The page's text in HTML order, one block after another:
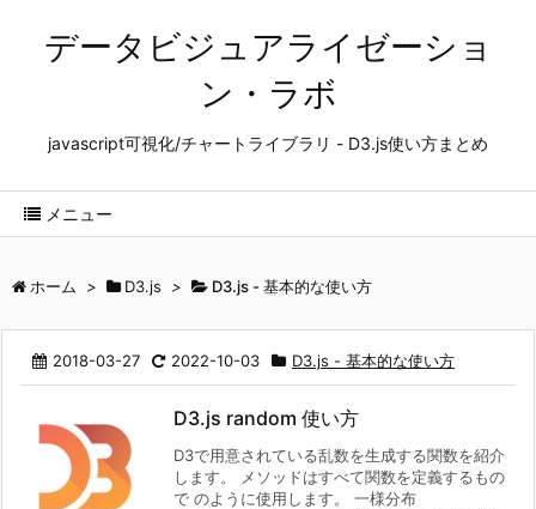
データビジュアライゼーショ
ン・ラボ
javascript可視化/チャートライブラリ - D3.js使い方まとめ
メニュー
ホーム > D3.js > D3.js - 基本的な使い方
2018-03-27 2022-10-03 D3.js - 基本的な使い方
D3.js random 使い方
D3で用意されている乱数を生成する関数を紹介
します。 メソッドはすべて関数を定義するもの
で のように使用します。 一様分布